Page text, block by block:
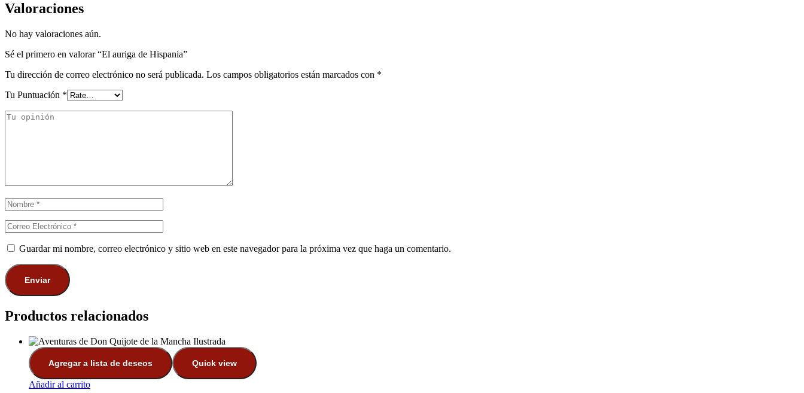
Valoraciones
No hay valoraciones aún.
Sé el primero en valorar “El auriga de Hispania”
Tu dirección de correo electrónico no será publicada. Los campos obligatorios están marcados con *
Tu Puntuación *
Guardar mi nombre, correo electrónico y sitio web en este navegador para la próxima vez que haga un comentario.
Productos relacionados
Agregar a lista de deseos Quick view
Añadir al carrito